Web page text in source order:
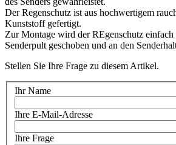
Der Regenschutz ist aus hochwertigem
Kunststoff gefertigt.
Zur Montage wird der REgenschutz einfach
Senderpult geschoben und an den
Stellen Sie Ihre Frage zu diesem Artikel.
Ihr Name
Ihre E-Mail-Adresse
Ihre Frage